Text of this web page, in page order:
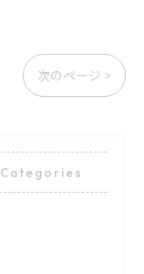
次のページ >
Categories